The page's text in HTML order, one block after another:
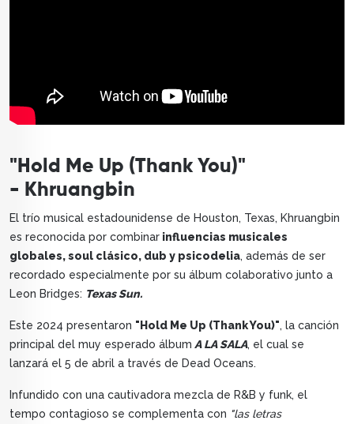
"Hold Me Up (Thank You)"
- Khruangbin
El trío musical estadounidense de Houston, Texas, Khruangbin
es reconocida por combinar influencias musicales
globales, soul clásico, dub y psicodelia, además de ser
recordado especialmente por su álbum colaborativo junto a
Leon Bridges: Texas Sun.
Este 2024 presentaron "Hold Me Up (Thank You)", la canción
principal del muy esperado álbum A LA SALA, el cual se
lanzará el 5 de abril a través de Dead Oceans.
Infundido con una cautivadora mezcla de R&B y funk, el
tempo contagioso se complementa con "las letras